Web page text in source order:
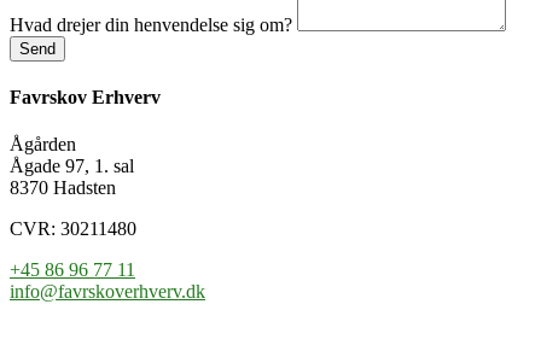
Hvad drejer din henvendelse sig om?
Send
Favrskov Erhverv
Ågården
Ågade 97, 1. sal
8370 Hadsten
CVR: 30211480
+45 86 96 77 11
info@favrskoverhverv.dk